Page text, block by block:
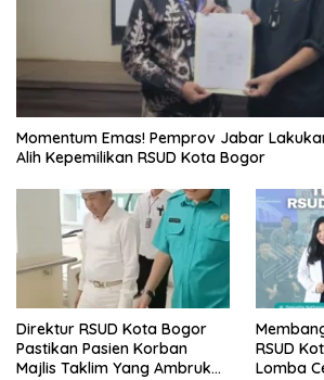
Momentum Emas! Pemprov Jabar
Alih Kepemilikan RSUD Kota Bogor
Direktur RSUD Kota Bogor
Pastikan Pasien Korban
Majlis Taklim Yang Ambruk
RSUD
Lomba